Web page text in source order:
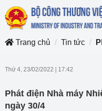
Trang chủ
Tin tức
Thứ 4, 23/02/2022 17:42
Phát điện Nhà máy
ngày 30/4